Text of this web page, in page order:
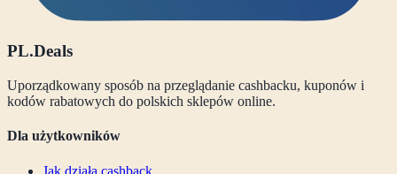
PL.Deals
Uporządkowany sposób na przeglądanie cashbacku, kuponów i
kodów rabatowych do polskich sklepów online.
Dla użytkowników
Jak działa cashback